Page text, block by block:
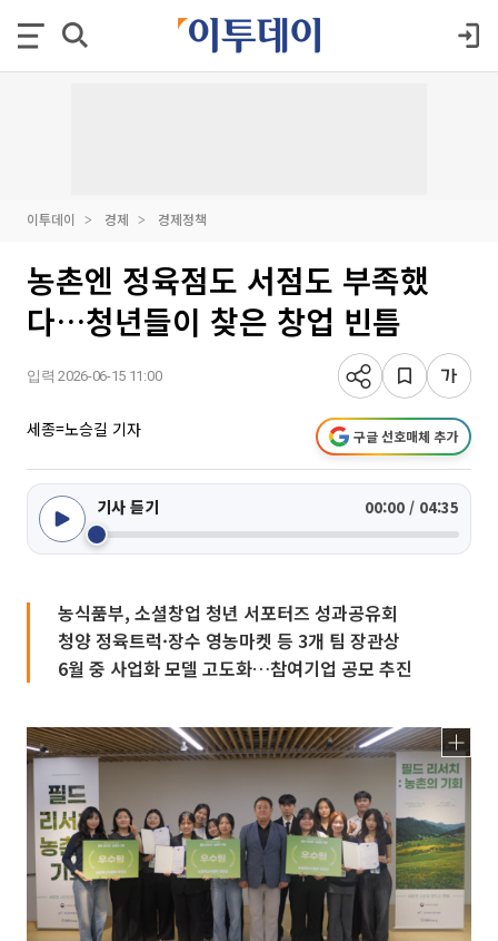
이투데이 경제 경제정책
농촌엔 정육점도 서점도 부족했
다…청년들이 찾은 창업 빈틈
입력 2026-06-15 11:00
세종=노승길 기자 구글 선호매체 추가
기사 듣기 00:00 / 04:35
농식품부, 소셜창업 청년 서포터즈 성과공유회
청양 정육트럭·장수 영농마켓 등 3개 팀 장관상
6월 중 사업화 모델 고도화…참여기업 공모 추진